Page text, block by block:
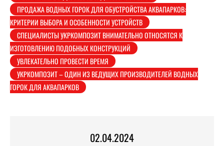
ПРОДАЖА ВОДНЫХ ГОРОК ДЛЯ ОБУСТРОЙСТВА АКВАПАРКОВ:
КРИТЕРИИ ВЫБОРА И ОСОБЕННОСТИ УСТРОЙСТВ
СПЕЦИАЛИСТЫ УКРКОМПОЗИТ ВНИМАТЕЛЬНО ОТНОСЯТСЯ К
ИЗГОТОВЛЕНИЮ ПОДОБНЫХ КОНСТРУКЦИЙ
УВЛЕКАТЕЛЬНО ПРОВЕСТИ ВРЕМЯ
УКРКОМПОЗИТ – ОДИН ИЗ ВЕДУЩИХ ПРОИЗВОДИТЕЛЕЙ ВОДНЫХ
ГОРОК ДЛЯ АКВАПАРКОВ
02.04.2024